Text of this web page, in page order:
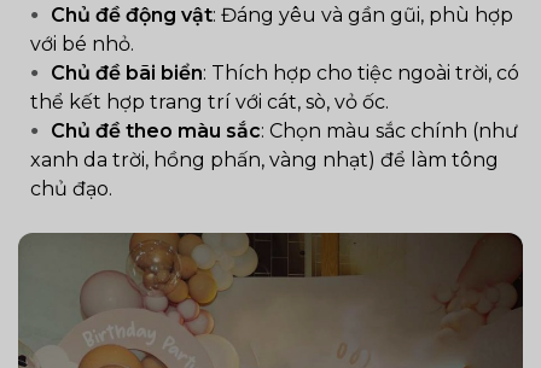
Chủ đề động vật: Đáng yêu và gần gũi, phù hợp
với bé nhỏ.
Chủ đề bãi biển: Thích hợp cho tiệc ngoài trời, có
thể kết hợp trang trí với cát, sò, vỏ ốc.
Chủ đề theo màu sắc: Chọn màu sắc chính (như
xanh da trời, hồng phấn, vàng nhạt) để làm tông
chủ đạo.